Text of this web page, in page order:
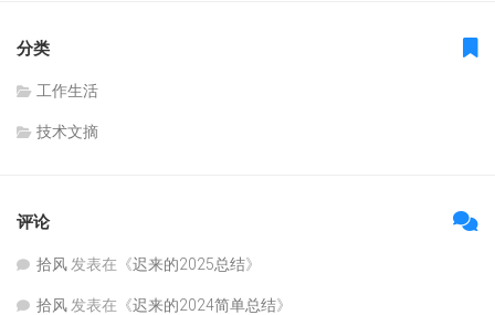
分类
工作生活
技术文摘
评论
拾风 发表在《迟来的2025总结》
拾风 发表在《迟来的2024简单总结》